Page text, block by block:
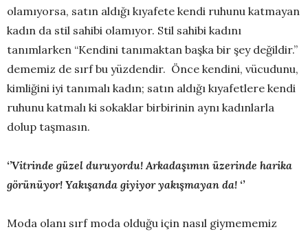
olamıyorsa, satın aldığı kıyafete kendi ruhunu katmayan
kadın da stil sahibi olamıyor. Stil sahibi kadını
tanımlarken “Kendini tanımaktan başka bir şey değildir.”
dememiz de sırf bu yüzdendir. Önce kendini, vücudunu,
kimliğini iyi tanımalı kadın; satın aldığı kıyafetlere kendi
ruhunu katmalı ki sokaklar birbirinin aynı kadınlarla
dolup taşmasın.
‘’Vitrinde güzel duruyordu! Arkadaşımın üzerinde harika
görünüyor! Yakışanda giyiyor yakışmayan da! ‘’
Moda olanı sırf moda olduğu için nasıl giymememiz